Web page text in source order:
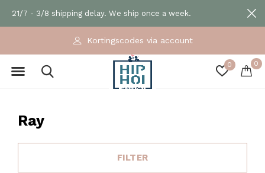
0 0
Exclusieve en ecologische merken
21/7 - 3/8 shipping delay. We ship once a week.
Ray
FILTER